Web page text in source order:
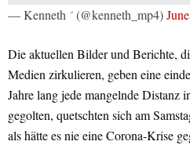
— Kenneth  (@kenneth_mp4)
Die aktuellen Bilder und Berichte,
Medien zirkulieren, geben eine
Jahre lang jede mangelnde Distanz
gegolten, quetschten sich am
als hätte es nie eine Corona-Krise